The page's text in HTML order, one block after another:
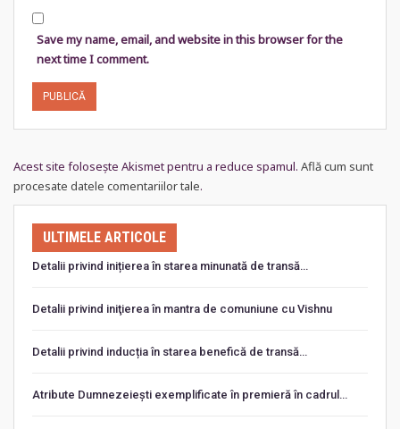
Save my name, email, and website in this browser for the
next time I comment.
Acest site folosește Akismet pentru a reduce spamul. Află cum sunt
procesate datele comentariilor tale.
ULTIMELE ARTICOLE
Detalii privind inițierea în starea minunată de transă…
Detalii privind iniţierea în mantra de comuniune cu Vishnu
Detalii privind inducția în starea benefică de transă…
Atribute Dumnezeiești exemplificate în premieră în cadrul…